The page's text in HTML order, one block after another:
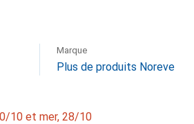
Marque
Plus de produits Noreve
10 et mer, 28/10